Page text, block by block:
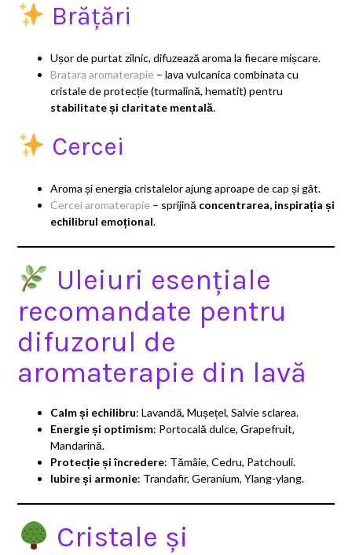
Brățări
Ușor de purtat zilnic, difuzează aroma la fiecare mișcare.
Bratara aromaterapie – lava vulcanica combinata cu
cristale de protecție (turmalină, hematit) pentru
stabilitate și claritate mentală.
Cercei
Aroma și energia cristalelor ajung aproape de cap și gât.
Cercei aromaterapie – sprijină concentrarea, inspirația și
echilibrul emoțional.
Uleiuri esențiale
recomandate pentru
difuzorul de
aromaterapie din lavă
Calm și echilibru: Lavandă, Mușețel, Salvie sclarea.
Energie și optimism: Portocală dulce, Grapefruit,
Mandarină.
Protecție și încredere: Tămâie, Cedru, Patchouli.
Iubire și armonie: Trandafir, Geranium, Ylang-ylang.
Cristale și